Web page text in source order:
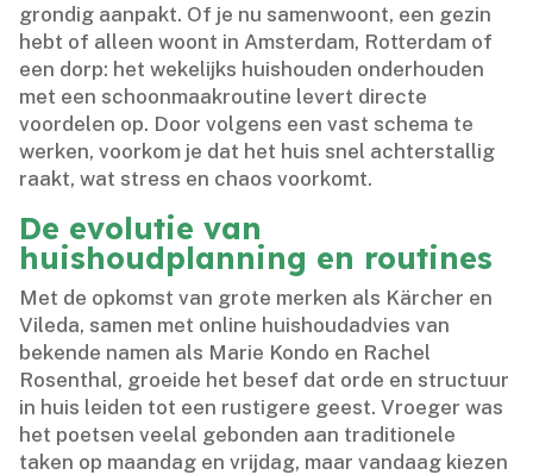
grondig aanpakt.​ Of je nu samenwoont, een gezin
hebt of alleen woont in Amsterdam, Rotterdam of
een dorp: het wekelijks huishouden onderhouden
met een schoonmaakroutine levert directe
voordelen op.​ Door volgens een vast schema te
werken, voorkom je dat het huis snel achterstallig
raakt, wat stress en chaos voorkomt.​
De evolutie van
huishoudplanning en routines
Met de opkomst van grote merken als Kärcher en
Vileda, samen met online huishoudadvies van
bekende namen als Marie Kondo en Rachel
Rosenthal, groeide het besef dat orde en structuur
in huis leiden tot een rustigere geest.​ Vroeger was
het poetsen veelal gebonden aan traditionele
taken op maandag en vrijdag, maar vandaag kiezen